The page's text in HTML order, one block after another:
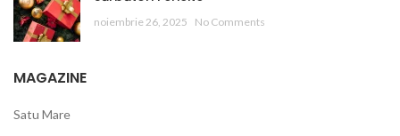
noiembrie 26, 2025 No Comments
MAGAZINE
Satu Mare